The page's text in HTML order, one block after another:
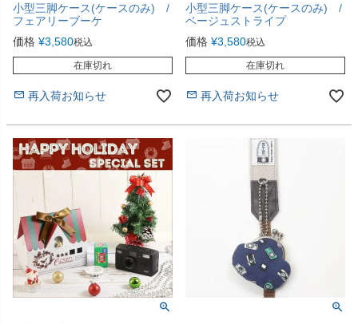
小型三脚ケース(ケースのみ) /
フェアリーブーケ
価格 ¥3,580税込
在庫切れ
再入荷お知らせ
小型三脚ケース(ケースのみ) /
ベージュストライプ
価格 ¥3,580税込
在庫切れ
再入荷お知らせ